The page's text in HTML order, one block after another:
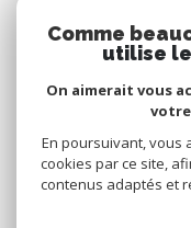
Comme
utilise
On aimerait vous
En poursuivant, vous
cookies par ce site,
contenus adaptés et